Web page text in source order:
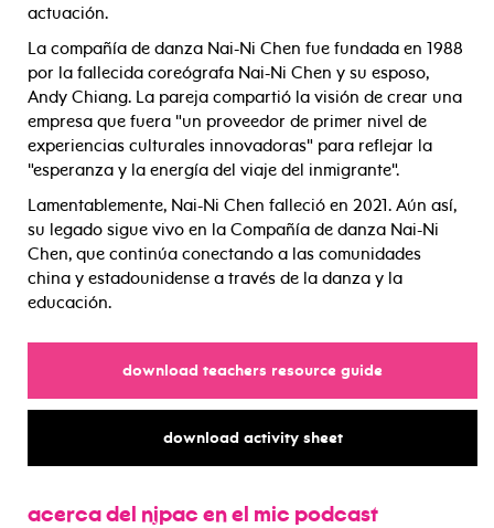
actuación.
La compañía de danza Nai-Ni Chen fue fundada en 1988
por la fallecida coreógrafa Nai-Ni Chen y su esposo,
Andy Chiang. La pareja compartió la visión de crear una
empresa que fuera "un proveedor de primer nivel de
experiencias culturales innovadoras" para reflejar la
"esperanza y la energía del viaje del inmigrante".
Lamentablemente, Nai-Ni Chen falleció en 2021. Aún así,
su legado sigue vivo en la Compañía de danza Nai-Ni
Chen, que continúa conectando a las comunidades
china y estadounidense a través de la danza y la
educación.
download teachers resource guidefor
download activity sheetfor
acerca del njpac en el mic podcast